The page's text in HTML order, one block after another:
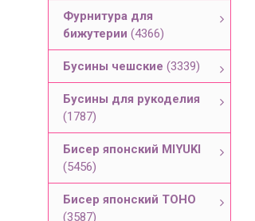
Фурнитура для
бижутерии (4366)
Бусины чешские (3339)
Бусины для рукоделия
(1787)
Бисер японский MIYUKI
(5456)
Бисер японский TOHO
(3587)